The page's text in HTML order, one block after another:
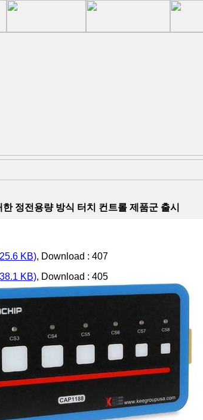
정전용량 방식 터치 컨트롤 제품군 출시
KB), Download : 407
KB), Download : 405